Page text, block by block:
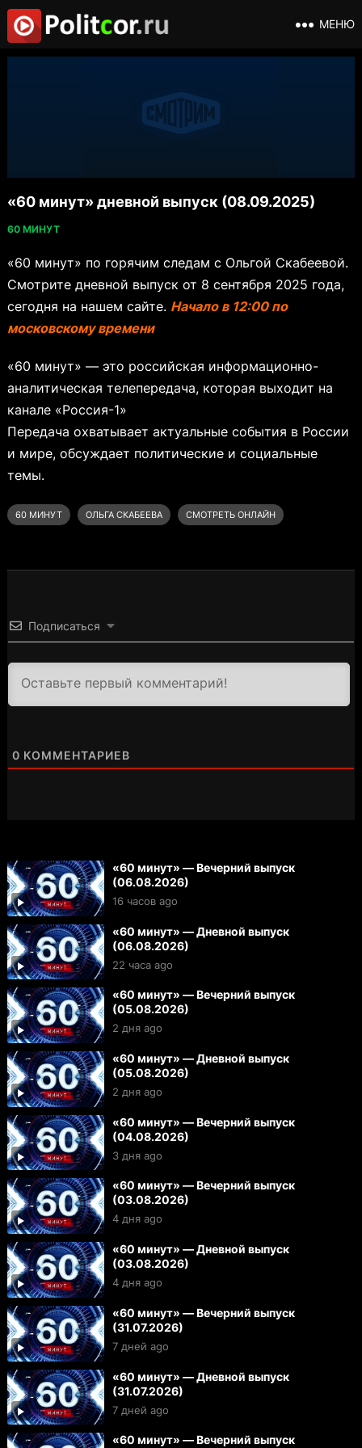
МЕНЮ
«60 минут» дневной выпуск (08.09.2025)
60 МИНУТ
«60 минут» по горячим следам с Ольгой Скабеевой.
Смотрите дневной выпуск от 8 сентября 2025 года,
сегодня на нашем сайте. Начало в 12:00 по
московскому времени
«60 минут» — это российская информационно-
аналитическая телепередача, которая выходит на
канале «Россия-1»
Передача охватывает актуальные события в России
и мире, обсуждает политические и социальные
темы.
60 МИНУТ ОЛЬГА СКАБЕЕВА СМОТРЕТЬ ОНЛАЙН
Подписаться
0 КОММЕНТАРИЕВ
«60 минут» — Вечерний выпуск
(06.08.2026)
16 часов ago
«60 минут» — Дневной выпуск
(06.08.2026)
22 часа ago
«60 минут» — Вечерний выпуск
(05.08.2026)
2 дня ago
«60 минут» — Дневной выпуск
(05.08.2026)
2 дня ago
«60 минут» — Вечерний выпуск
(04.08.2026)
3 дня ago
«60 минут» — Вечерний выпуск
(03.08.2026)
4 дня ago
«60 минут» — Дневной выпуск
(03.08.2026)
4 дня ago
«60 минут» — Вечерний выпуск
(31.07.2026)
7 дней ago
«60 минут» — Дневной выпуск
(31.07.2026)
7 дней ago
«60 минут» — Вечерний выпуск